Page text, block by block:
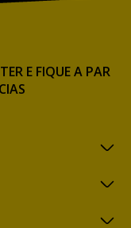
E FIQUE A PAR